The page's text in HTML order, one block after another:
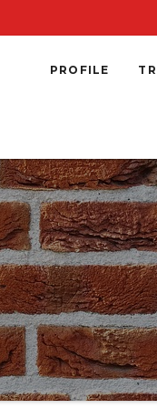
PROFILE